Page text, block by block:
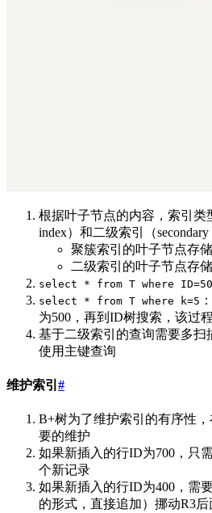
根据叶子节点的内容，索引类
index）和二级索引（secondary
聚簇索引的叶子节点存
二级索引的叶子节点存
select * from T where
select * from T where k=5
为500，再到ID树搜索，该过
基于二级索引的查询需要多扫
使用主键查询
维护索引 #
B+树为了维护索引的有序性
要的维护
如果新插入的行ID为700，只
个新记录
如果新插入的行ID为400，需
的形式，直接追加）挪动R3